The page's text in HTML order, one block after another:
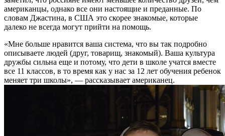
американцы, однако все они настоящие и преданные. По
словам Джастина, в США это скорее знакомые, которые
далеко не всегда могут прийти на помощь.
«Мне больше нравится ваша система, что вы так подробно
описываете людей (друг, товарищ, знакомый). Ваша культура
дружбы сильна еще и потому, что дети в школе учатся вместе
все 11 классов, в то время как у нас за 12 лет обучения ребенок
меняет три школы», — рассказывает американец.